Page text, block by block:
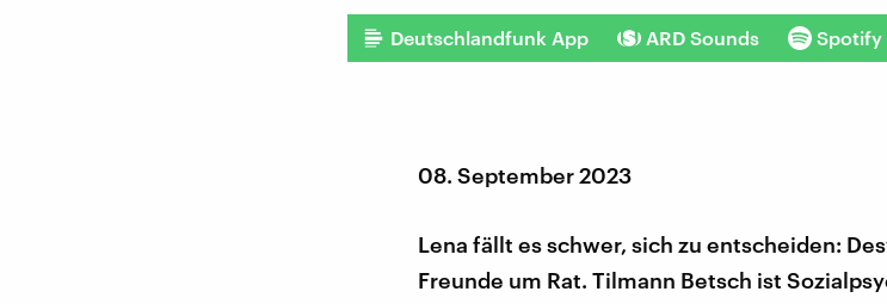
Deutschlandfunk App ARD Sounds Spotify
08. September 2023
Lena fällt es schwer, sich zu entscheiden:
Freunde um Rat. Tilmann Betsch ist